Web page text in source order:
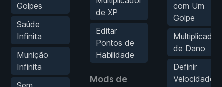
Golpes
Saúde
Infinita
Munição
Infinita
Sem
de XP
Editar
Pontos de
Habilidade
Mods de
com Um
Golpe
Multiplicador
de Dano
Definir
Velocidade